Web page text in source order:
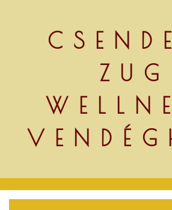
ZUG